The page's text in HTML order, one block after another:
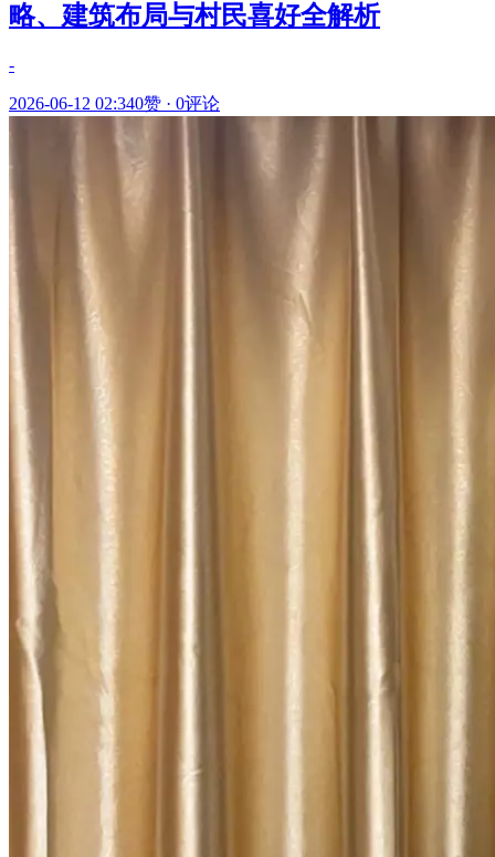
略、建筑布局与村民喜好全解析
-
2026-06-12 02:340赞 · 0评论